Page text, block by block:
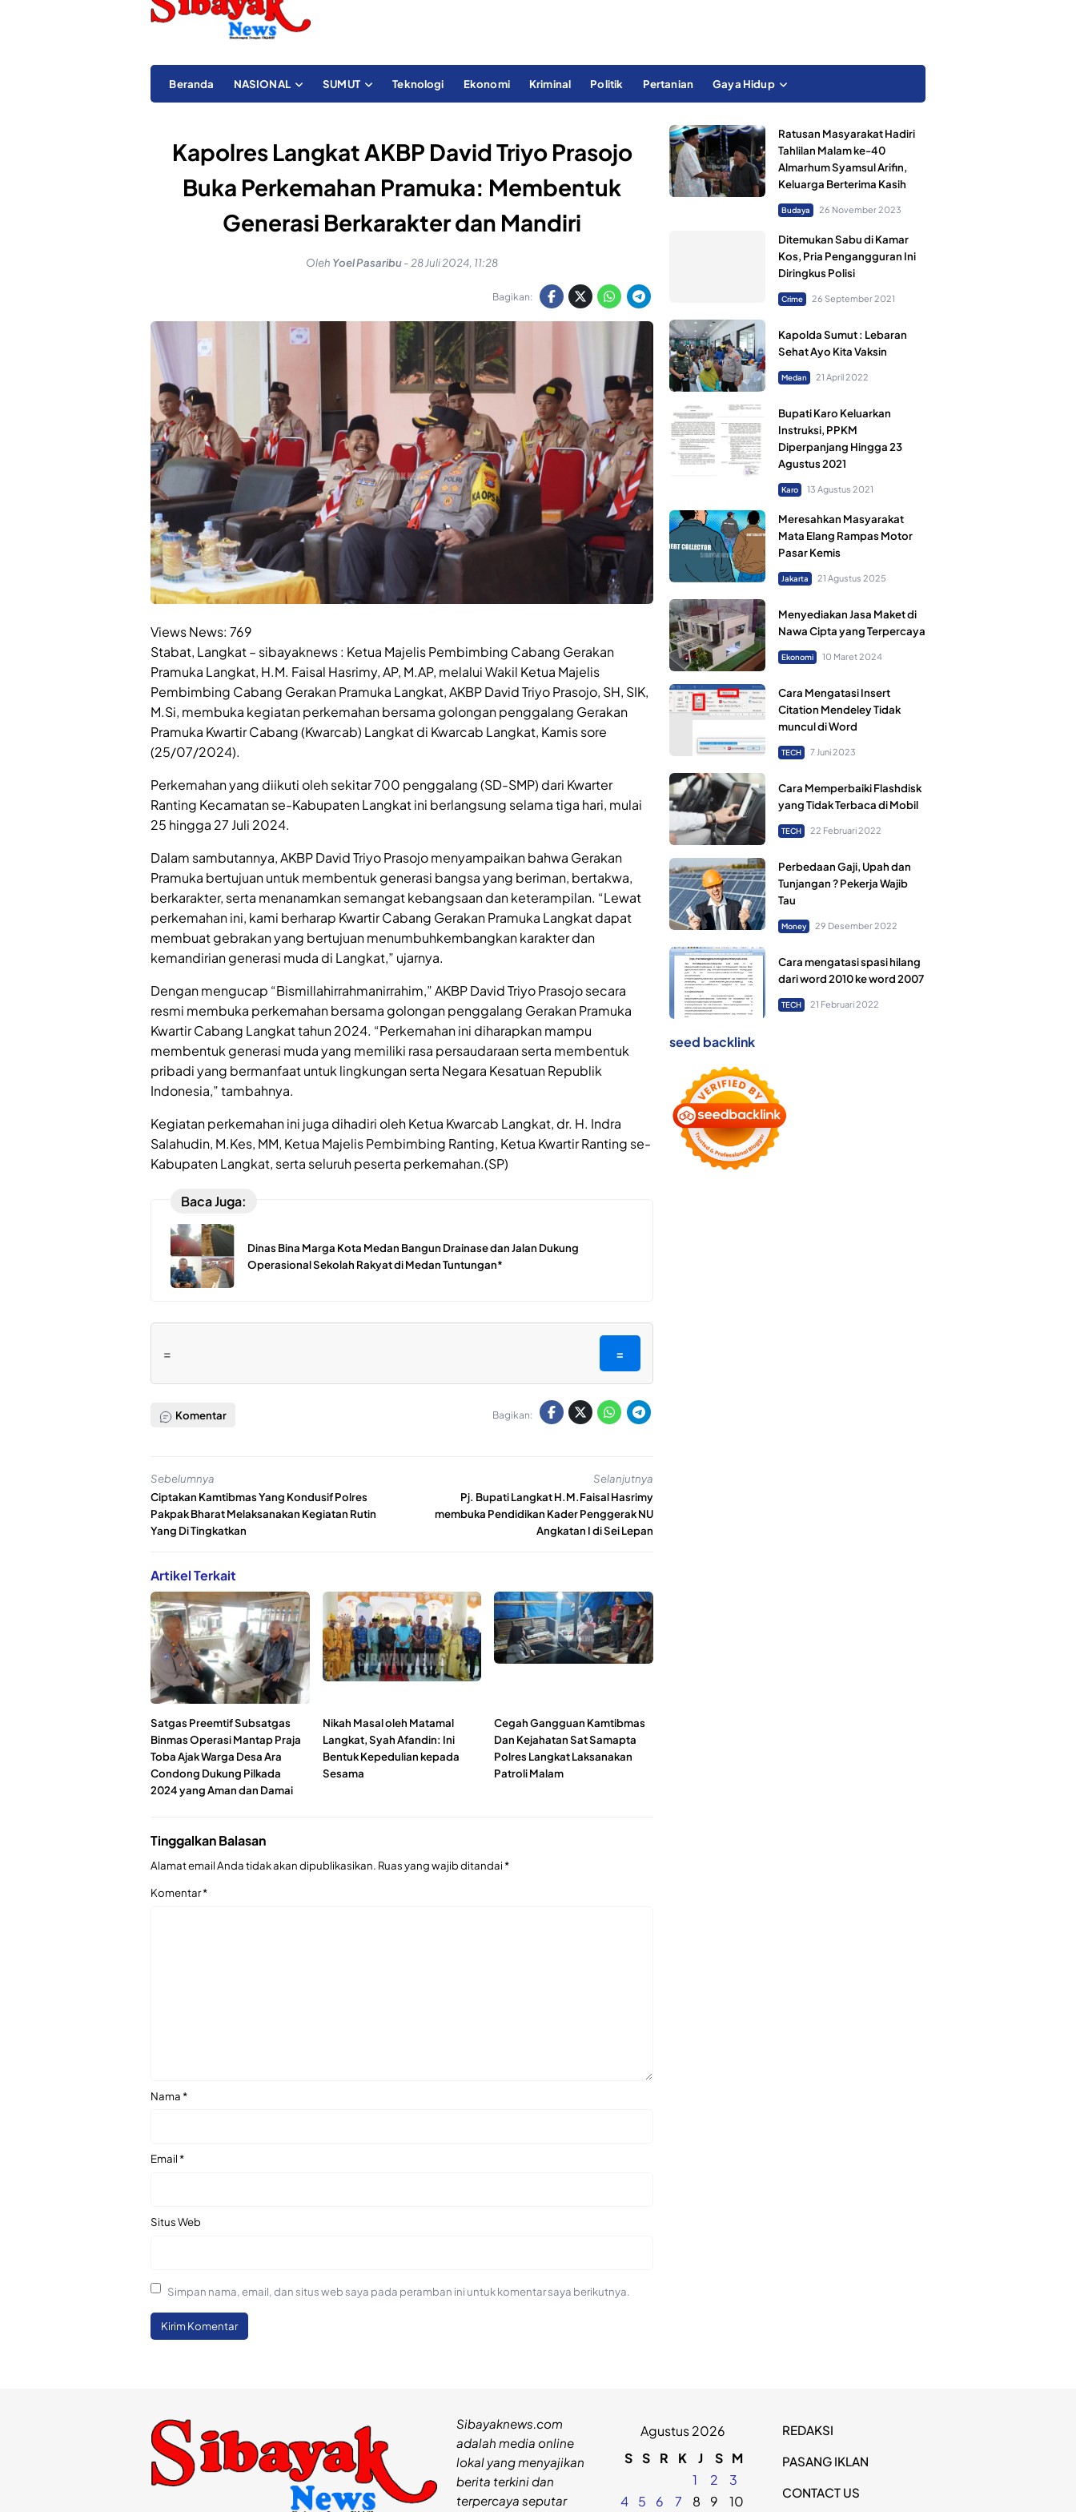
Beranda NASIONAL SUMUT Teknologi Ekonomi Kriminal Politik Pertanian Gaya Hidup
Kapolres Langkat AKBP David Triyo Prasojo
Buka Perkemahan Pramuka: Membentuk
Generasi Berkarakter dan Mandiri
Oleh Yoel Pasaribu- 28 Juli 2024, 11:28
Bagikan:
Views News: 769
Stabat, Langkat – sibayaknews : Ketua Majelis Pembimbing Cabang Gerakan
Pramuka Langkat, H.M. Faisal Hasrimy, AP, M.AP, melalui Wakil Ketua Majelis
Pembimbing Cabang Gerakan Pramuka Langkat, AKBP David Triyo Prasojo, SH, SIK,
M.Si, membuka kegiatan perkemahan bersama golongan penggalang Gerakan
Pramuka Kwartir Cabang (Kwarcab) Langkat di Kwarcab Langkat, Kamis sore
(25/07/2024).
Perkemahan yang diikuti oleh sekitar 700 penggalang (SD-SMP) dari Kwarter
Ranting Kecamatan se-Kabupaten Langkat ini berlangsung selama tiga hari, mulai
25 hingga 27 Juli 2024.
Dalam sambutannya, AKBP David Triyo Prasojo menyampaikan bahwa Gerakan
Pramuka bertujuan untuk membentuk generasi bangsa yang beriman, bertakwa,
berkarakter, serta menanamkan semangat kebangsaan dan keterampilan. “Lewat
perkemahan ini, kami berharap Kwartir Cabang Gerakan Pramuka Langkat dapat
membuat gebrakan yang bertujuan menumbuhkembangkan karakter dan
kemandirian generasi muda di Langkat,” ujarnya.
Dengan mengucap “Bismillahirrahmanirrahim,” AKBP David Triyo Prasojo secara
resmi membuka perkemahan bersama golongan penggalang Gerakan Pramuka
Kwartir Cabang Langkat tahun 2024. “Perkemahan ini diharapkan mampu
membentuk generasi muda yang memiliki rasa persaudaraan serta membentuk
pribadi yang bermanfaat untuk lingkungan serta Negara Kesatuan Republik
Indonesia,” tambahnya.
Kegiatan perkemahan ini juga dihadiri oleh Ketua Kwarcab Langkat, dr. H. Indra
Salahudin, M.Kes, MM, Ketua Majelis Pembimbing Ranting, Ketua Kwartir Ranting se-
Kabupaten Langkat, serta seluruh peserta perkemahan.(SP)
Baca Juga:
Dinas Bina Marga Kota Medan Bangun Drainase dan Jalan Dukung
Operasional Sekolah Rakyat di Medan Tuntungan*
= =
Komentar Bagikan:
Sebelumnya
Ciptakan Kamtibmas Yang Kondusif Polres
Pakpak Bharat Melaksanakan Kegiatan Rutin
Yang Di Tingkatkan
Selanjutnya
Pj. Bupati Langkat H.M.Faisal Hasrimy
membuka Pendidikan Kader Penggerak NU
Angkatan I di Sei Lepan
Artikel Terkait
Satgas Preemtif Subsatgas
Binmas Operasi Mantap Praja
Toba Ajak Warga Desa Ara
Condong Dukung Pilkada
2024 yang Aman dan Damai
Nikah Masal oleh Matamal
Langkat, Syah Afandin: Ini
Bentuk Kepedulian kepada
Sesama
Cegah Gangguan Kamtibmas
Dan Kejahatan Sat Samapta
Polres Langkat Laksanakan
Patroli Malam
Tinggalkan Balasan
Alamat email Anda tidak akan dipublikasikan. Ruas yang wajib ditandai*
Komentar*
Nama*
Email*
Situs Web
Simpan nama, email, dan situs web saya pada peramban ini untuk komentar saya berikutnya.
Ratusan Masyarakat Hadiri
Tahlilan Malam ke-40
Almarhum Syamsul Arifin,
Keluarga Berterima Kasih
Budaya 26 November 2023
Ditemukan Sabu di Kamar
Kos, Pria Pengangguran Ini
Diringkus Polisi
Crime 26 September 2021
Kapolda Sumut : Lebaran
Sehat Ayo Kita Vaksin
Medan 21 April 2022
Bupati Karo Keluarkan
Instruksi, PPKM
Diperpanjang Hingga 23
Agustus 2021
Karo 13 Agustus 2021
Meresahkan Masyarakat
Mata Elang Rampas Motor
Pasar Kemis
Jakarta 21 Agustus 2025
Menyediakan Jasa Maket di
Nawa Cipta yang Terpercaya
Ekonomi 10 Maret 2024
Cara Mengatasi Insert
Citation Mendeley Tidak
muncul di Word
TECH 7 Juni 2023
Cara Memperbaiki Flashdisk
yang Tidak Terbaca di Mobil
TECH 22 Februari 2022
Perbedaan Gaji, Upah dan
Tunjangan ? Pekerja Wajib
Tau
Money 29 Desember 2022
Cara mengatasi spasi hilang
dari word 2010 ke word 2007
TECH 21 Februari 2022
seed backlink
Sibayaknews.com
adalah media online
lokal yang menyajikan
berita terkini dan
terpercaya seputar
Agustus 2026
S S R K J S M
1
2
3
4
5 6 7 8 9 10
REDAKSI
PASANG IKLAN
CONTACT US